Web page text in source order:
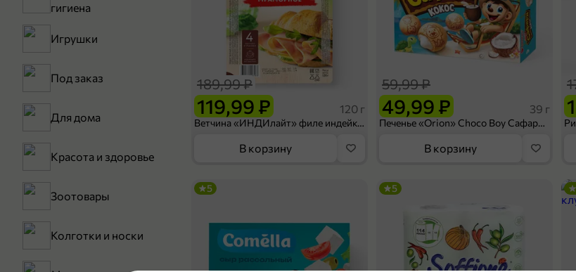
гигиена
Игрушки
Под заказ
Для дома
Красота и здоровье
Зоотовары
Колготки и носки
119,99 ₽
189,99 ₽
120 г
Ветчина «ИНДИлайт» филе индейки Мраморное, в нарезке, 120 г
В корзину
49,99 ₽
59,99 ₽
39 г
Печенье «Orion» Choco Boy Сафари кокос, 39 г
В корзину
5 5